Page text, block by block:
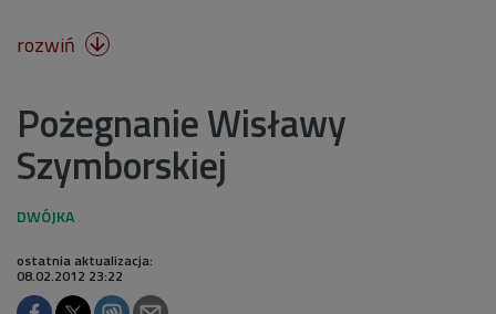
rozwiń 
Pożegnanie Wisławy
Szymborskiej
ostatnia aktualizacja:
08.02.2012 23:22